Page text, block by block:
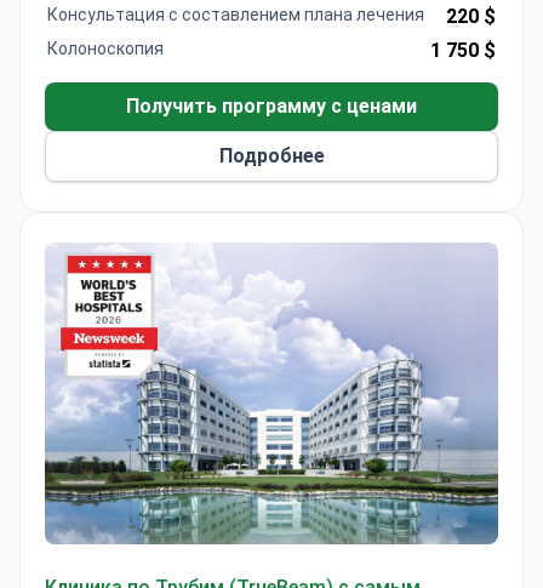
из 5 фракций для лечения аденомы гипофиза
стоит примерно $6 700. Являясь первой
JCI, Memorial Şişli сохраняет рейтинг 4,6/5 на
основании 263 отзывов пациентов.
Консультация с составлением плана лечения
220 $
Колоноскопия 1 750 $
Получить программу с ценами
Подробнее